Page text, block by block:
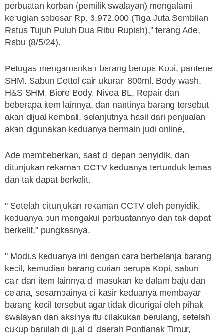
perbuatan korban (pemilik swalayan) mengalami
kerugian sebesar Rp. 3.972.000 (Tiga Juta Sembilan
Ratus Tujuh Puluh Dua Ribu Rupiah)," terang Ade,
Rabu (8/5/24).
Petugas mengamankan barang berupa Kopi, pantene
SHM, Sabun Dettol cair ukuran 800ml, Body wash,
H&S SHM, Biore Body, Nivea BL, Repair dan
beberapa item lainnya, dan nantinya barang tersebut
akan dijual kembali, selanjutnya hasil dari penjualan
akan digunakan keduanya bermain judi online,.
Ade membeberkan, saat di depan penyidik, dan
ditunjukan rekaman CCTV keduanya tertunduk lemas
dan tak dapat berkelit.
" Setelah ditunjukan rekaman CCTV oleh penyidik,
keduanya pun mengakui perbuatannya dan tak dapat
berkelit," pungkasnya.
" Modus keduanya ini dengan cara berbelanja barang
kecil, kemudian barang curian berupa Kopi, sabun
cair dan item lainnya di masukan ke dalam baju dan
celana, sesampainya di kasir keduanya membayar
barang kecil tersebut agar tidak dicurigai oleh pihak
swalayan dan aksinya itu dilakukan berulang, setelah
cukup barulah di jual di daerah Pontianak Timur,